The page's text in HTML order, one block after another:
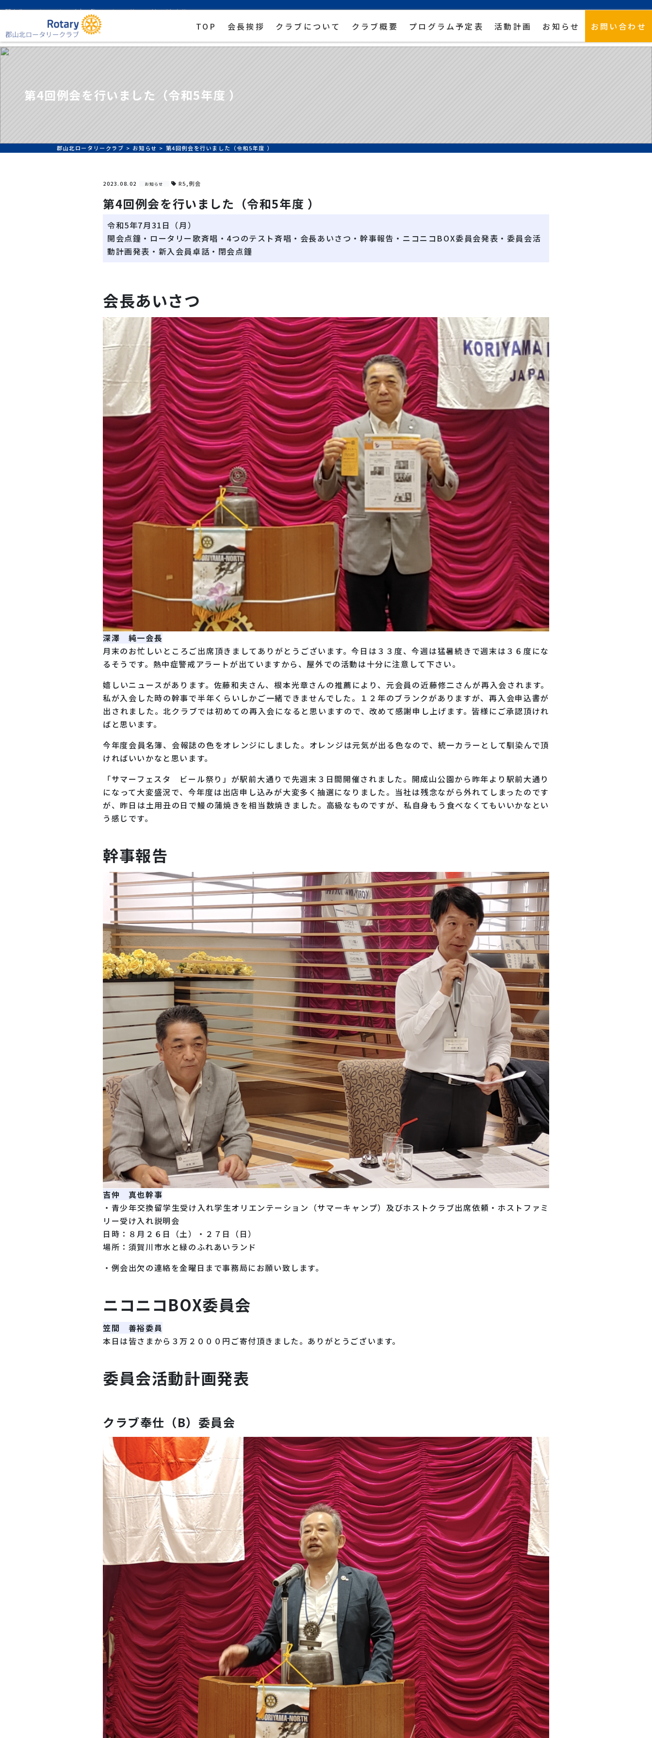
TOP 会長挨拶 クラブについて クラブ概要 プログラム予定表 活動計画 お知らせ お問い合わせ
郡山北ロータリークラブ｜国際ロータリー第2530地区/中央分区
第4回例会を行いました（令和5年度 ）
郡山北ロータリークラブ > お知らせ > 第4回例会を行いました（令和5年度 ）
2023.08.02 お知らせ R5 ,例会
第4回例会を行いました（令和5年度 ）
令和5年7月31日（月）
開会点鐘・ロータリー歌斉唱・4つのテスト斉唱・会長あいさつ・幹事報告・ニコニコBOX委員会発表・委員会活
動計画発表・新入会員卓話・閉会点鐘
会長あいさつ
深澤 純一会長
月末のお忙しいところご出席頂きましてありがとうございます。今日は３３度、今週は猛暑続きで週末は３６度にな
るそうです。熱中症警戒アラートが出ていますから、屋外での活動は十分に注意して下さい。
嬉しいニュースがあります。佐藤和夫さん、根本光章さんの推薦により、元会員の近藤修二さんが再入会されます。
私が入会した時の幹事で半年くらいしかご一緒できませんでした。１２年のブランクがありますが、再入会申込書が
出されました。北クラブでは初めての再入会になると思いますので、改めて感謝申し上げます。皆様にご承認頂けれ
ばと思います。
今年度会員名簿、会報誌の色をオレンジにしました。オレンジは元気が出る色なので、統一カラーとして馴染んで頂
ければいいかなと思います。
「サマーフェスタ ビール祭り」が駅前大通りで先週末３日間開催されました。開成山公園から昨年より駅前大通り
になって大変盛況で、今年度は出店申し込みが大変多く抽選になりました。当社は残念ながら外れてしまったのです
が、昨日は土用丑の日で鰻の蒲焼きを相当数焼きました。高級なものですが、私自身もう食べなくてもいいかなとい
う感じです。
幹事報告
吉仲 真也幹事
・青少年交換留学生受け入れ学生オリエンテーション（サマーキャンプ）及びホストクラブ出席依頼・ホストファミ
リー受け入れ説明会
日時：８月２６日（土）・２７日（日）
場所：須賀川市水と緑のふれあいランド
・例会出欠の連絡を金曜日まで事務局にお願い致します。
ニコニコBOX委員会
笠間 善裕委員
本日は皆さまから３万２０００円ご寄付頂きました。ありがとうございます。
委員会活動計画発表
クラブ奉仕（B）委員会